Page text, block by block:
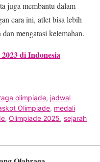
juga membantu dalam
cara ini, atlet bisa lebih
mengatasi kelemahan.
di Indonesia
olimpiade, jadwal
Olimpiade, medali
, Olimpiade 2025, sejarah